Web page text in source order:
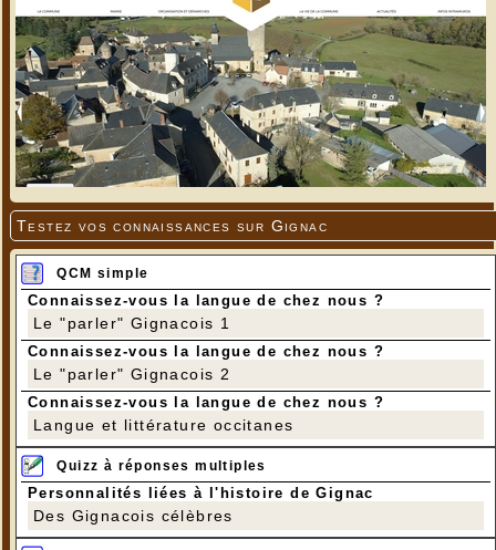
Testez vos connaissances sur Gignac
QCM simple
Connaissez-vous la langue de chez nous ?
Le "parler" Gignacois 1
Connaissez-vous la langue de chez nous ?
Le "parler" Gignacois 2
Connaissez-vous la langue de chez nous ?
Langue et littérature occitanes
Quizz à réponses multiples
Personnalités liées à l'histoire de Gignac
Des Gignacois célèbres